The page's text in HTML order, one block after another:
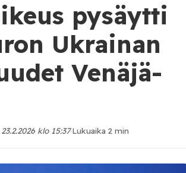
pysäytti
Ukrainan
Venäjä-
klo 15:37·Lukuaika 2 min